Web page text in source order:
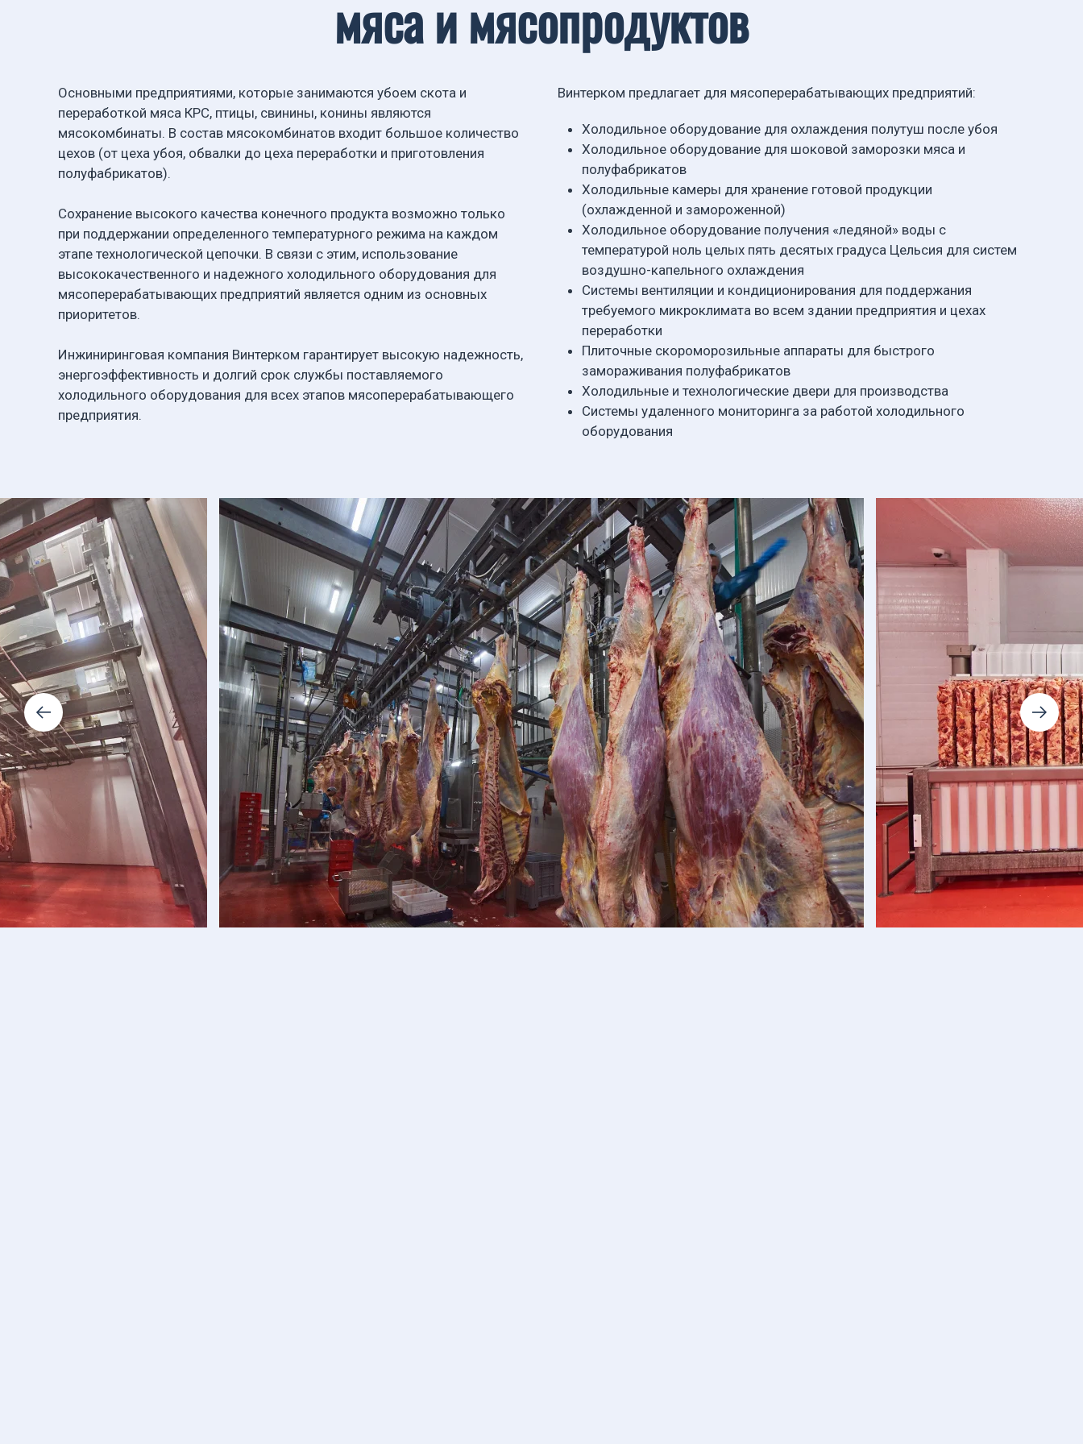
мяса и мясопродуктов
Основными предприятиями, которые занимаются убоем скота и
переработкой мяса КРС, птицы, свинины, конины являются
мясокомбинаты. В состав мясокомбинатов входит большое количество
цехов (от цеха убоя, обвалки до цеха переработки и приготовления
полуфабрикатов).
Сохранение высокого качества конечного продукта возможно только
при поддержании определенного температурного режима на каждом
этапе технологической цепочки. В связи с этим, использование
высококачественного и надежного холодильного оборудования для
мясоперерабатывающих предприятий является одним из основных
приоритетов.
Инжиниринговая компания Винтерком гарантирует высокую надежность,
энергоэффективность и долгий срок службы поставляемого
холодильного оборудования для всех этапов мясоперерабатывающего
предприятия.
Винтерком предлагает для мясоперерабатывающих предприятий:
Холодильное оборудование для охлаждения полутуш после убоя
Холодильное оборудование для шоковой заморозки мяса и
полуфабрикатов
Холодильные камеры для хранение готовой продукции
(охлажденной и замороженной)
Холодильное оборудование получения «ледяной» воды с
температурой ноль целых пять десятых градуса Цельсия для систем
воздушно-капельного охлаждения
Системы вентиляции и кондиционирования для поддержания
требуемого микроклимата во всем здании предприятия и цехах
переработки
Плиточные скороморозильные аппараты для быстрого
замораживания полуфабрикатов
Холодильные и технологические двери для производства
Системы удаленного мониторинга за работой холодильного
оборудования